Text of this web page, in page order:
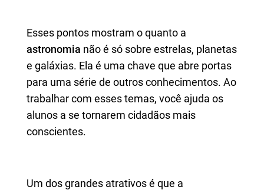
Esses pontos mostram o quanto a
astronomia não é só sobre estrelas, planetas
e galáxias. Ela é uma chave que abre portas
para uma série de outros conhecimentos. Ao
trabalhar com esses temas, você ajuda os
alunos a se tornarem cidadãos mais
conscientes.
Um dos grandes atrativos é que a